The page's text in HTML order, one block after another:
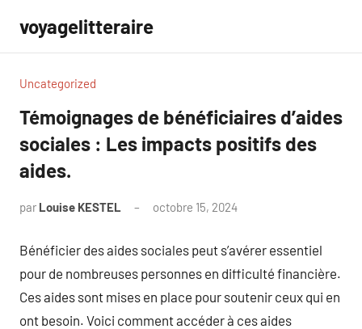
contenu
voyagelitteraire
Uncategorized
Témoignages de bénéficiaires d’aides
sociales : Les impacts positifs des
aides.
par Louise KESTEL octobre 15, 2024
Bénéficier des aides sociales peut s’avérer essentiel
pour de nombreuses personnes en difficulté financière.
Ces aides sont mises en place pour soutenir ceux qui en
ont besoin. Voici comment accéder à ces aides